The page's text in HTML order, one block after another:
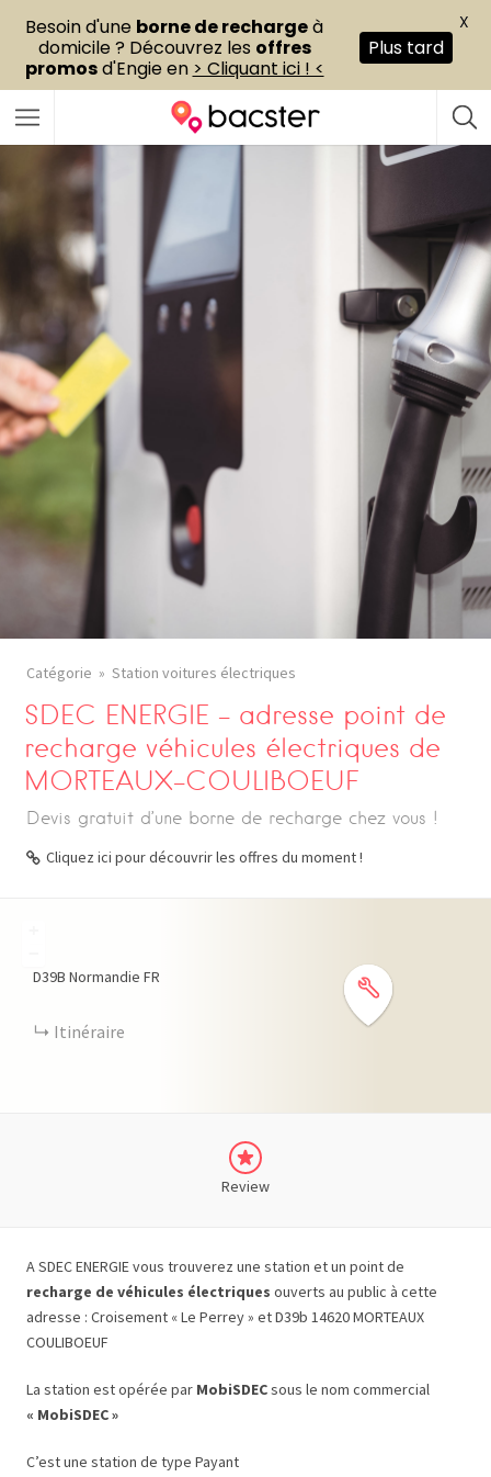
Catégorie Station voitures électriques
SDEC ENERGIE – adresse point de
recharge véhicules électriques de
MORTEAUX-COULIBOEUF
Devis gratuit d’une borne de recharge chez vous !
Cliquez ici pour découvrir les offres du moment !
D39B Normandie FR
Itinéraire
Review
A SDEC ENERGIE vous trouverez une station et un point de
recharge de véhicules électriques ouverts au public à cette
adresse : Croisement « Le Perrey » et D39b 14620 MORTEAUX
COULIBOEUF
La station est opérée par MobiSDECsous le nom commercial
« MobiSDEC »
C’est une station de type Payant
Besoin d'une borne de rechargeà
domicile ? Découvrez les offres
promosd'Engie en > Cliquant ici ! <
Plus tard
X